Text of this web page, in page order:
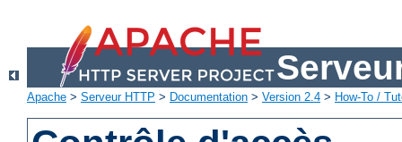
Apache > Serveur HTTP > Documentation > Version 2.4 > How-To /